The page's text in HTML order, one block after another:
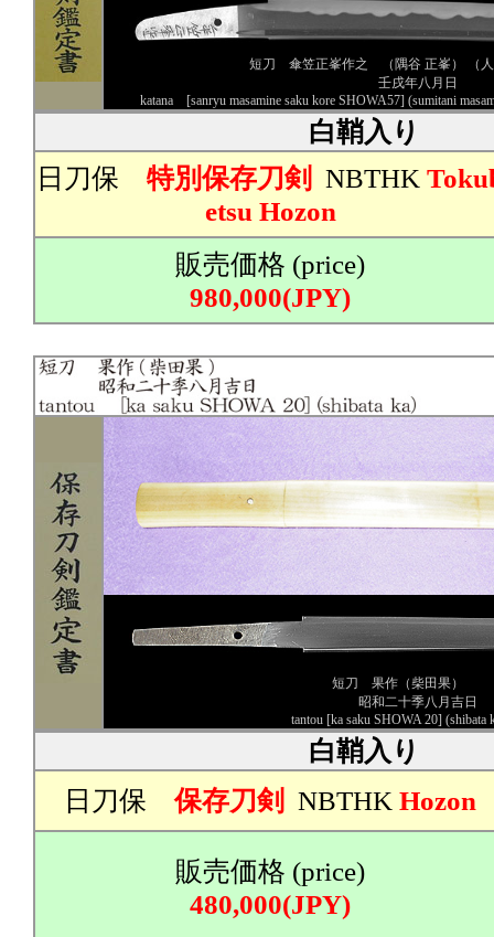
短刀 傘笠正峯作之 （隅谷 正峯） （人
壬戌年八月日
katana [sanryu masamine saku kore SHOWA57] (sumitani
白鞘入り
日刀保 特別保存刀剣 NBTHK
etsu Hozon
販売価格 (price)
980,000(JPY)
短刀 果作（柴田果）
昭和二十季八月吉日
tantou [ka saku SHOWA 20] (shibata
白鞘入り
日刀保 保存刀剣 NBTHK Hozon
販売価格 (price)
480,000(JPY)